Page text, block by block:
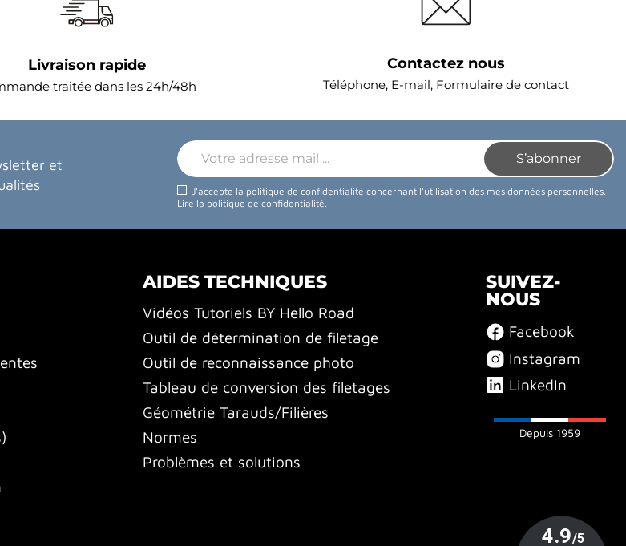
Livraison rapide
traitée dans les 24h/48h
Contactez nous
Téléphone, E-mail, Formulaire de contact
et
J'accepte la politique de confidentialité concernant l'utilisation des mes données personnelles.
Lire la politique de confidentialité.
AIDES TECHNIQUES
Vidéos Tutoriels BY Hello Road
Outil de détermination de filetage
Outil de reconnaissance photo
Tableau de conversion des filetages
Géométrie Tarauds/Filières
Normes
Problèmes et solutions
SUIVEZ-
NOUS
Facebook
Instagram
LinkedIn
Depuis 1959